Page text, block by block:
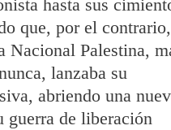
hasta sus
que, por el
Nacional Palestina,
lanzaba su
abriendo una
guerra de liberación